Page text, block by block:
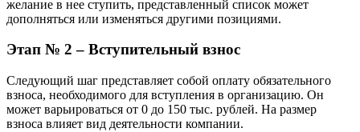
желание в нее ступить, представленный список может
дополняться или изменяться другими позициями.
Этап № 2 – Вступительный взнос
Следующий шаг представляет собой оплату обязательного
взноса, необходимого для вступления в организацию. Он
может варьироваться от 0 до 150 тыс. рублей. На размер
взноса влияет вид деятельности компании.